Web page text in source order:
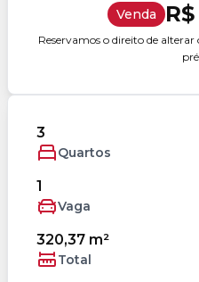
Venda
Reservamos o direito de
3
Quartos
1
Vaga
320,37 m²
Total